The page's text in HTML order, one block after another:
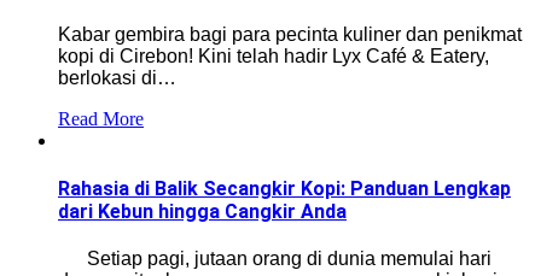
Kabar gembira bagi para pecinta kuliner dan penikmat
kopi di Cirebon! Kini telah hadir Lyx Café & Eatery,
berlokasi di…
Read More
Rahasia di Balik Secangkir Kopi: Panduan Lengkap
dari Kebun hingga Cangkir Anda
Setiap pagi, jutaan orang di dunia memulai hari